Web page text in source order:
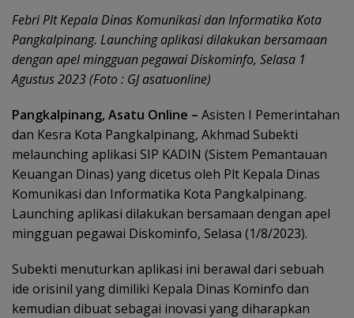
Febri Plt Kepala Dinas Komunikasi dan Informatika Kota
Pangkalpinang. Launching aplikasi dilakukan bersamaan
dengan apel mingguan pegawai Diskominfo, Selasa 1
Agustus 2023 (Foto : GJ asatuonline)
Pangkalpinang, Asatu Online – Asisten I Pemerintahan
dan Kesra Kota Pangkalpinang, Akhmad Subekti
melaunching aplikasi SIP KADIN (Sistem Pemantauan
Keuangan Dinas) yang dicetus oleh Plt Kepala Dinas
Komunikasi dan Informatika Kota Pangkalpinang.
Launching aplikasi dilakukan bersamaan dengan apel
mingguan pegawai Diskominfo, Selasa (1/8/2023).
Subekti menuturkan aplikasi ini berawal dari sebuah
ide orisinil yang dimiliki Kepala Dinas Kominfo dan
kemudian dibuat sebagai inovasi yang diharapkan